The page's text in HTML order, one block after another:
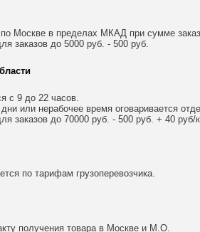
по Москве в пределах МКАД при сумме
заказов до 5000 руб. - 500 руб.
с 9 до 22 часов.
или нерабочее время оговаривается
заказов до 70000 руб. - 500 руб. + 40 руб/
по тарифам грузоперевозчика.
получения товара в Москве и М.О.